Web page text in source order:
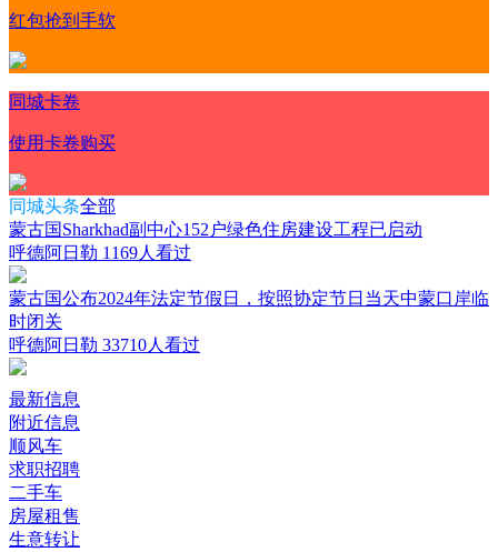
红包抢到手软
同城卡卷
使用卡卷购买
同城头条全部
蒙古国Sharkhad副中心152户绿色住房建设工程已启动
呼德阿日勒 1169人看过
蒙古国公布2024年法定节假日，按照协定节日当天中蒙口岸临
时闭关
呼德阿日勒 33710人看过
最新信息
附近信息
顺风车
求职招聘
二手车
房屋租售
生意转让